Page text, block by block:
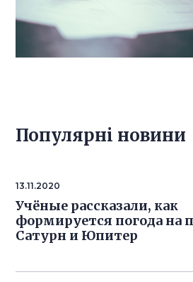
Популярнi новини
13.11.2020
Учёные рассказали, как
формируется погода на
Сатурн и Юпитер